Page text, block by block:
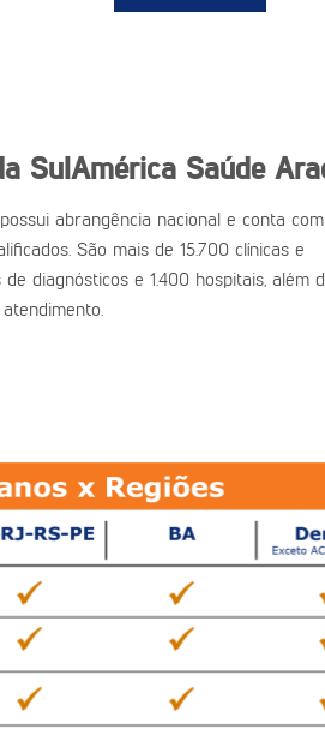
SulAmérica Saúde
abrangência nacional e conta com
São mais de 15.700 clínicas e
diagnósticos e 1.400 hospitais, além